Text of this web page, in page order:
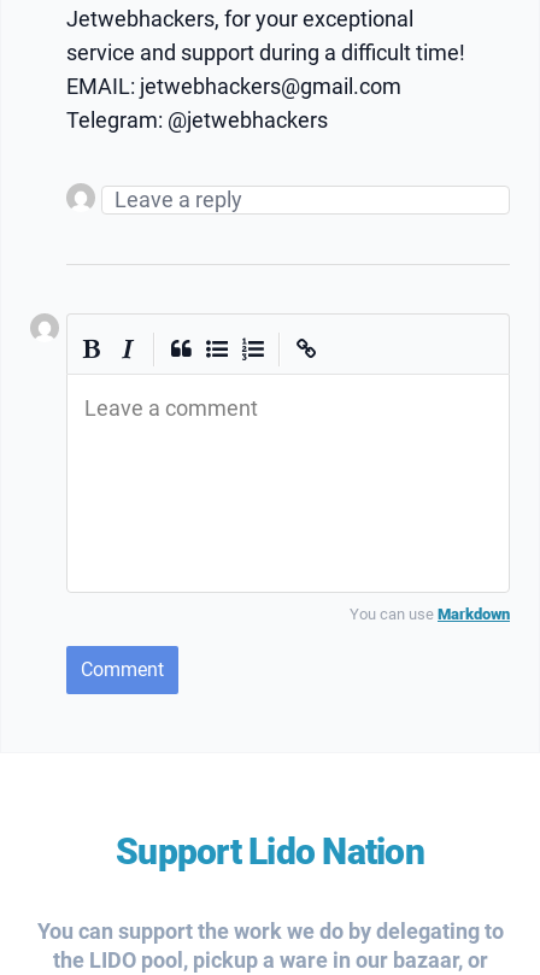
Jetwebhackers, for your exceptional
service and support during a difficult time!
EMAIL: jetwebhackers@gmail.com
Telegram: @jetwebhackers
Leave a comment
You can use Markdown
Comment
Support Lido Nation
You can support the work we do by delegating to
the LIDO pool, pickup a ware in our bazaar, or